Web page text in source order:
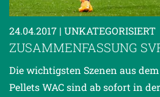
24.04.2017 | UNKATEGORISIERT
ZUSAMMENFASSUNG
Die wichtigsten Szenen aus
Pellets WAC sind ab sofort in